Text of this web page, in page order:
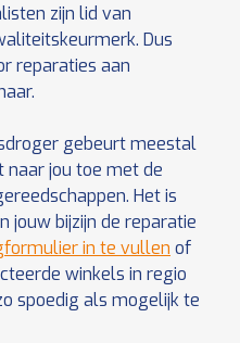
zijn lid van
Dus
reparaties aan
gebeurt meestal
naar jou toe met de
Het is
jouw bijzijn de reparatie
in te vullen of
winkels in regio
spoedig als mogelijk te